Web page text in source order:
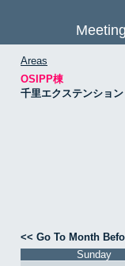
Areas
OSIPP棟
千里エクステンション
<< Go To Month
Sunday